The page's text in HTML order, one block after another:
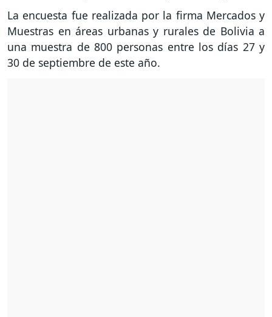
La encuesta fue realizada por la firma Mercados y
Muestras en áreas urbanas y rurales de Bolivia a
una muestra de 800 personas entre los días 27 y
30 de septiembre de este año.